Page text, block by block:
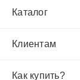
Каталог
Клиентам
Как купить?